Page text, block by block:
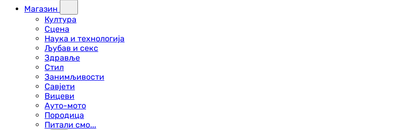
Магазин
Култура
Сцена
Наука и технологија
Љубав и секс
Здравље
Стил
Занимљивости
Савјети
Вицеви
Ауто-мото
Породица
Питали смо...